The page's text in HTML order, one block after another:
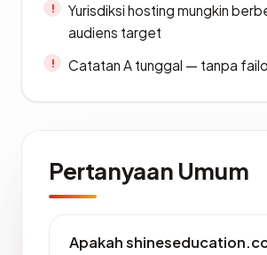
Yurisdiksi hosting mungkin
audiens target
Catatan A tunggal — tanpa
Pertanyaan Umum
Apakah